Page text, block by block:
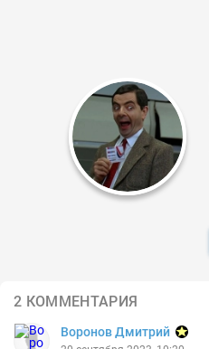
2 КОММЕНТАРИЯ
Воронов Дмитрий